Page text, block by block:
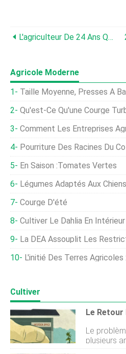
L'agriculteur De 24 Ans Qui Crée Une Entreprise, Une Ferme D'élevage, Et Une Carrière Hors Ferme
Agricole Moderne
Taille Moyenne, Presses À
Qu'est-Ce Qu'une Courge Turban:comment Faire
Comment Les Entreprises Agricoles Tiennent Leurs
Pourriture Des Racines Du Coton Des Pois Du Sud -
En Saison :Tomates Vertes
Légumes Adaptés Aux Chiens - Cultiver
Courge D'été
Cultiver Le Dahlia En Intérieur À
La DEA Assouplit Les Restrictions Imposées
L'initié Des Terres Agricoles :comté De Grundy, Iowa,
Cultiver
Le problème
plusieurs
décidé de